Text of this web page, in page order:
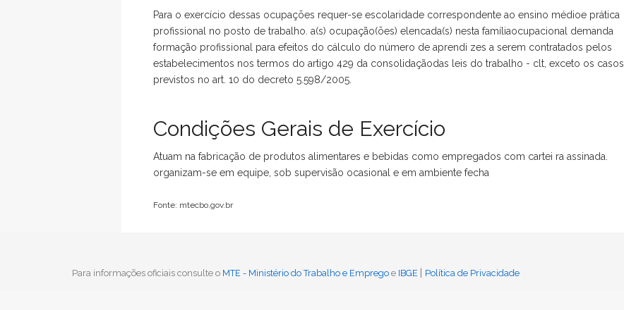
Para o exercício dessas ocupações requer-se escolaridade correspondente ao ensino médioe prática
profissional no posto de trabalho. a(s) ocupação(ões) elencada(s) nesta famíliaocupacional demanda
formação profissional para efeitos do cálculo do número de aprendi zes a serem contratados pelos
estabelecimentos nos termos do artigo 429 da consolidaçãodas leis do trabalho - clt, exceto os casos
previstos no art. 10 do decreto 5.598/2005.
Condições Gerais de Exercício
Atuam na fabricação de produtos alimentares e bebidas como empregados com cartei ra assinada.
organizam-se em equipe, sob supervisão ocasional e em ambiente fecha
Fonte: mtecbo.gov.br
Para informações oficiais consulte o MTE - Ministério do Trabalho e Emprego e IBGE | Política de Privacidade